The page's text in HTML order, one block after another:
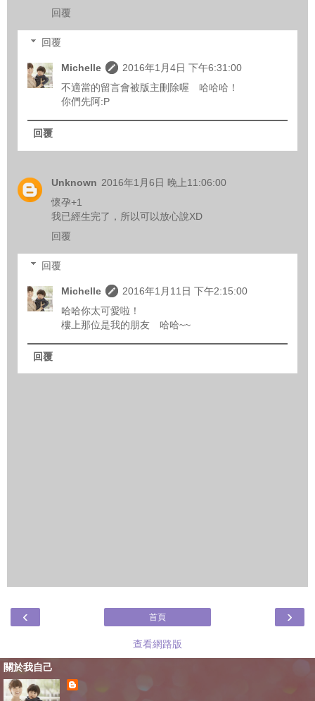
回覆
回覆
Michelle
2016年1月4日 下午6:31:00
不適當的留言會被版主刪除喔 哈哈哈！
你們先阿:P
回覆
Unknown 2016年1月6日 晚上11:06:00
懷孕+1
我已經生完了，所以可以放心說XD
回覆
回覆
Michelle
2016年1月11日 下午2:15:00
哈哈你太可愛啦！
樓上那位是我的朋友 哈哈~~
回覆
‹ ›
首頁
查看網路版
關於我自己